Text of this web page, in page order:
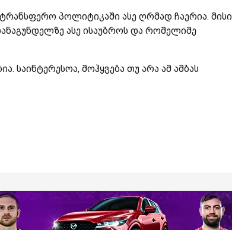
პოლიტიკაში ასე ღრმად ჩაერია. მისი
ასე ისაუბროს და რომელიმე
საინტერესოა, მოჰყვება თუ არა ამ ამბას